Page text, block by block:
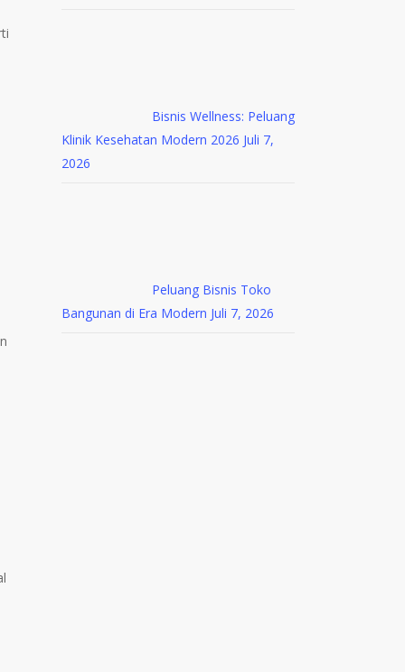
Bisnis Wellness: Peluang
Klinik Kesehatan Modern 2026 Juli 7,
2026
Peluang Bisnis Toko
Bangunan di Era Modern Juli 7, 2026